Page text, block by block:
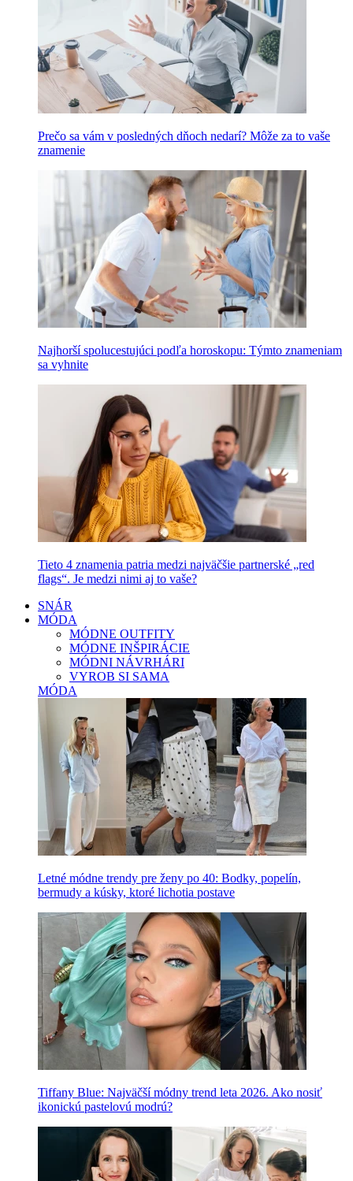
Prečo sa vám v posledných dňoch nedarí? Môže za to vaše
znamenie
Najhorší spolucestujúci podľa horoskopu: Týmto znameniam
sa vyhnite
Tieto 4 znamenia patria medzi najväčšie partnerské „red
flags“. Je medzi nimi aj to vaše?
SNÁR
MÓDA
MÓDNE OUTFITY
MÓDNE INŠPIRÁCIE
MÓDNI NÁVRHÁRI
VYROB SI SAMA
MÓDA
Letné módne trendy pre ženy po 40: Bodky, popelín,
bermudy a kúsky, ktoré lichotia postave
Tiffany Blue: Najväčší módny trend leta 2026. Ako nosiť
ikonickú pastelovú modrú?